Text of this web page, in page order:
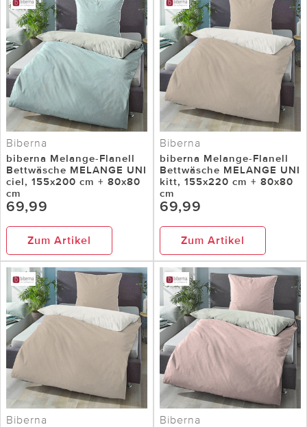
Biberna
biberna Melange-Flanell
Bettwäsche MELANGE UNI
ciel, 155x200 cm + 80x80
cm
69,99
Zum Artikel
Biberna
biberna Melange-Flanell
Bettwäsche MELANGE UNI
kitt, 155x220 cm + 80x80
cm
69,99
Zum Artikel
Biberna Biberna